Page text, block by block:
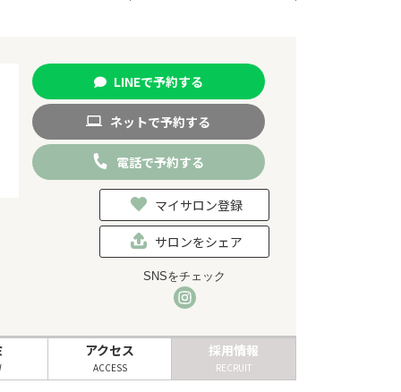
LINEで予約する
ネットで予約する
電話で予約する
マイサロン登録
サロンをシェア
SNSをチェック
アクセス
ACCESS
採用情報
RECRUIT